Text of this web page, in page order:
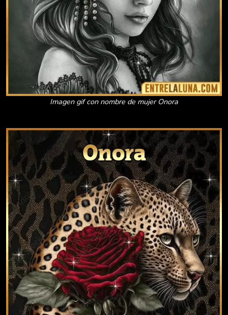
Imagen gif con nombre de mujer Onora